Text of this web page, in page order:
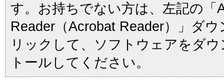
す。お持ちでない方は、左記の「
Reader（Acrobat Reader）」ダ
リックして、ソフトウェアをダ
トールしてください。